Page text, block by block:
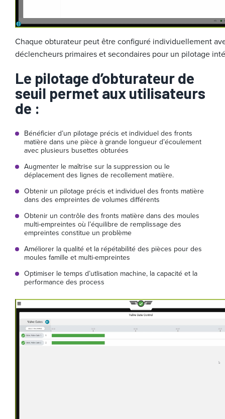
Chaque obturateur peut être configuré individuellement
déclencheurs primaires et secondaires pour un pilotage
Le pilotage d’obturateur de
seuil permet aux utilisateurs
de :
Bénéficier d’un pilotage précis et individuel des fronts
matière dans une pièce à grande longueur d’écoulement
avec plusieurs busettes obturées
Augmenter le maîtrise sur la suppression ou le
déplacement des lignes de recollement matière.
Obtenir un pilotage précis et individuel des fronts matière
dans des empreintes de volumes différents
Obtenir un contrôle des fronts matière dans des moules
multi-empreintes où l’équilibre de remplissage des
empreintes constitue un problème
Améliorer la qualité et la répétabilité des pièces pour des
moules famille et multi-empreintes
Optimiser le temps d’utlisation machine, la capacité et la
performance des process